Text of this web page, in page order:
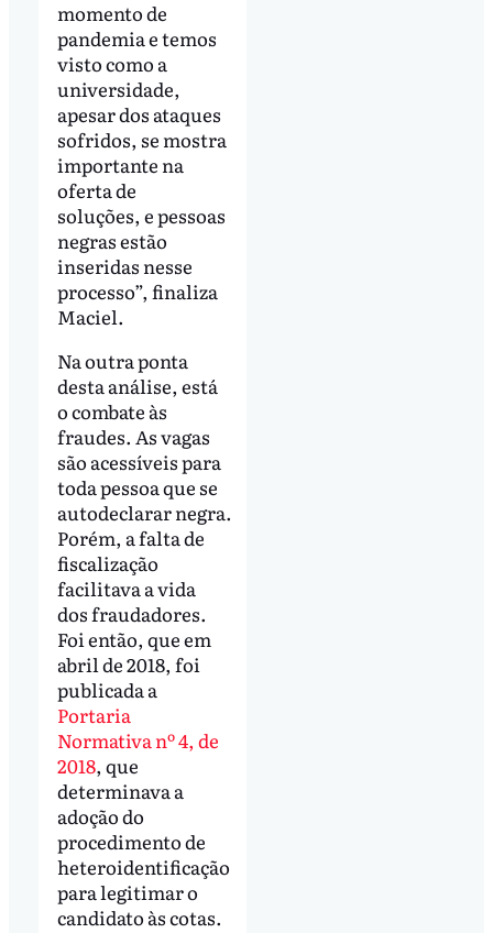
momento de
pandemia e temos
visto como a
universidade,
apesar dos ataques
sofridos, se mostra
importante na
oferta de
soluções, e pessoas
negras estão
inseridas nesse
processo”, finaliza
Maciel.
Na outra ponta
desta análise, está
o combate às
fraudes. As vagas
são acessíveis para
toda pessoa que se
autodeclarar negra.
Porém, a falta de
fiscalização
facilitava a vida
dos fraudadores.
Foi então, que em
abril de 2018, foi
publicada a
Portaria
Normativa nº 4, de
2018, que
determinava a
adoção do
procedimento de
heteroidentificação
para legitimar o
candidato às cotas.